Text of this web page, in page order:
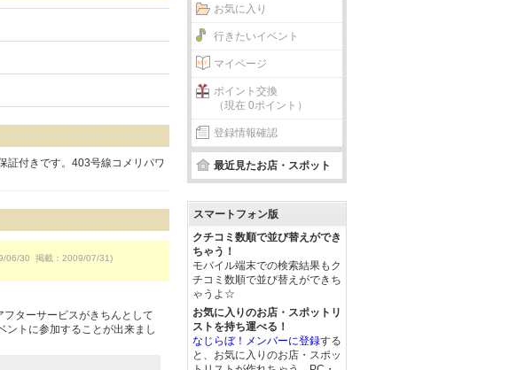
証付きです。403号線コメリパワ
06/30 掲載：2009/07/31)
ターサービスがきちんとして
ントに参加することが出来まし
お気に入り
行きたいイベント
マイページ
ポイント交換
（現在 0ポイント）
登録情報確認
最近見たお店・スポット
スマートフォン版
クチコミ数順で並び替えができ
ちゃう！
モバイル端末での検索結果もク
チコミ数順で並び替えができち
ゃうよ☆
お気に入りのお店・スポットリ
ストを持ち運べる！
なじらぼ！メンバーに登録する
と、お気に入りのお店・スポッ